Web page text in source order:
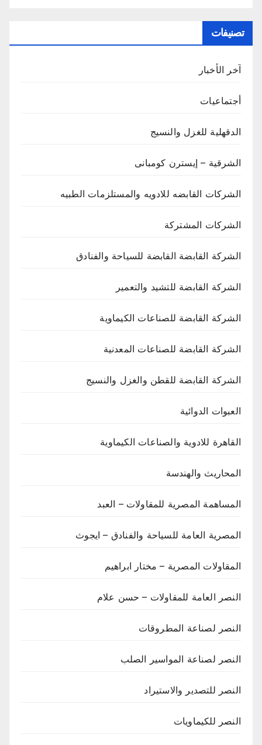
تصنيفات
آخر الأخبار
أجتماعيات
الدقهلية للغزل والنسيج
الشرقية – إيسترن كومبانى
الشركات القابضه للادويه والمستلزمات الطبيه
الشركات المشتركة
الشركة القابضة القابضة للسياحة والفنادق
الشركة القابضة للتشيد والتعمير
الشركة القابضة للصناعات الكيماوية
الشركة القابضة للصناعات المعدنية
الشركة القابضة للقطن والغزل والنسيج
العبوات الدوائية
القاهرة للادوية والصناعات الكيماوية
المحاريث والهندسة
المساهمة المصرية للمقاولات – العبد
المصرية العامة للسياحة والفنادق – ايجوث
المقاولات المصرية – مختار ابراهيم
النصر العامة للمقاولات – حسن علام
النصر لصناعة المطروقات
النصر لصناعة المواسير الصلب
النصر للتصدير والاستيراد
النصر للكيماويات